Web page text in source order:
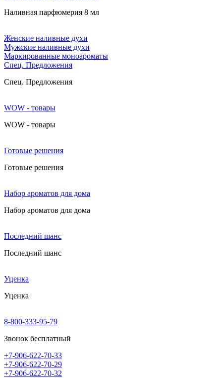
Наливная парфюмерия 8 мл
Женские наливные духи
Мужские наливные духи
Маркированные моноароматы
Cпец. Предложения
Cпец. Предложения
WOW - товары
WOW - товары
Готовые решения
Готовые решения
Набор ароматов для дома
Набор ароматов для дома
Последний шанс
Последний шанс
Уценка
Уценка
8-800-333-95-79
Звонок бесплатный
+7-906-622-70-33
+7-906-622-70-29
+7-906-622-70-32